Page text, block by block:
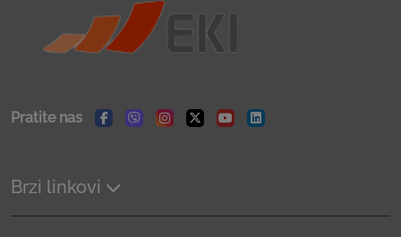
Pratite nas
Facebook
ViberInstagram
TwitterYoutubeLinkedin
Brzi linkovi